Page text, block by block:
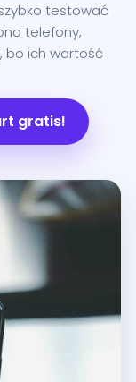
testować
telefony,
bo ich wartość
gratis!